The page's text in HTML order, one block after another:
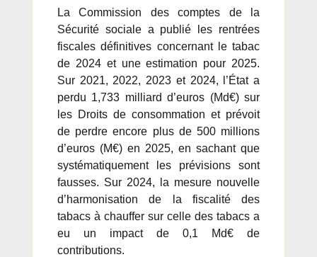
La Commission des comptes de la
Sécurité sociale a publié les rentrées
fiscales définitives concernant le tabac
de 2024 et une estimation pour 2025.
Sur 2021, 2022, 2023 et 2024, l’État a
perdu 1,733 milliard d’euros (Md€) sur
les Droits de consommation et prévoit
de perdre encore plus de 500 millions
d’euros (M€) en 2025, en sachant que
systématiquement les prévisions sont
fausses. Sur 2024, la mesure nouvelle
d’harmonisation de la fiscalité des
tabacs à chauffer sur celle des tabacs a
eu un impact de 0,1 Md€ de
contributions.